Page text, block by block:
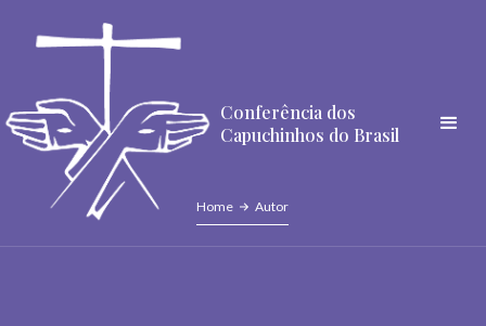
Conferência dos
Capuchinhos do Brasil
Home Autor